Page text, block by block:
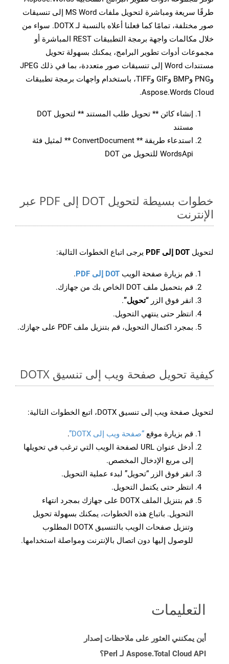
طرقًا سريعة ومباشرة لتحويل ملفات MS Word إلى تنسيقات
صور مختلفة، تمامًا كما فعلنا أعلاه بالنسبة لـ DOTX. سواء من
خلال مكالمات واجهة برمجة التطبيقات REST المباشرة أو
مجموعات أدوات تطوير البرامج، يمكنك بسهولة تحويل
مستندات Word إلى تنسيقات صور متعددة، بما في ذلك JPEG
وPNG وBMP وGIF وTIFF، باستخدام واجهات برمجة تطبيقات
Aspose.Words Cloud.
إنشاء كائن ** تحويل طلب المستند ** لتحويل DOT
مستند
استدعاء طريقة ** ConvertDocument ** لمثيل فئة
WordsApi للتحويل من DOT
خطوات بسيطة لتحويل DOT إلى PDF عبر
الإنترنت
لتحويل DOT إلى PDF يرجى اتباع الخطوات التالية:
قم بزيارة صفحة الويب DOT إلى PDF
.
قم بتحميل ملف DOT الخاص بك من جهازك.
انقر فوق الزر “تحويل”.
انتظر حتى ينتهي التحويل.
بمجرد اكتمال التحويل، قم بتنزيل ملف PDF على جهازك.
كيفية تحويل صفحة ويب إلى تنسيق DOTX
لتحويل صفحة ويب إلى تنسيق DOTX، اتبع الخطوات التالية:
قم بزيارة موقع “صفحة ويب إلى DOTX”
.
أدخل عنوان URL لصفحة الويب التي ترغب في تحويلها
إلى مربع الإدخال المخصص.
انقر فوق الزر “تحويل” لبدء عملية التحويل.
انتظر حتى يكتمل التحويل.
قم بتنزيل الملف DOTX على جهازك بمجرد انتهاء
التحويل. باتباع هذه الخطوات، يمكنك بسهولة تحويل
وتنزيل صفحات الويب بالتنسيق DOTX المطلوب
للوصول إليها دون اتصال بالإنترنت ومواصلة استخدامها.
التعليمات
أين يمكنني العثور على ملاحظات إصدار
Aspose.Total Cloud API لـ Perl؟